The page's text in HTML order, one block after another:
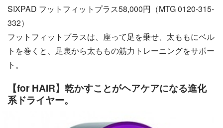
SIXPAD フットフィットプラス58,000円（MTG 0120-315-
332）
フットフィットプラスは、座って足を乗せ、太ももにベル
トを巻くと、足裏から太ももの筋力トレーニングをサポー
ト。
【for HAIR】乾かすことがヘアケアになる進化
系ドライヤー。